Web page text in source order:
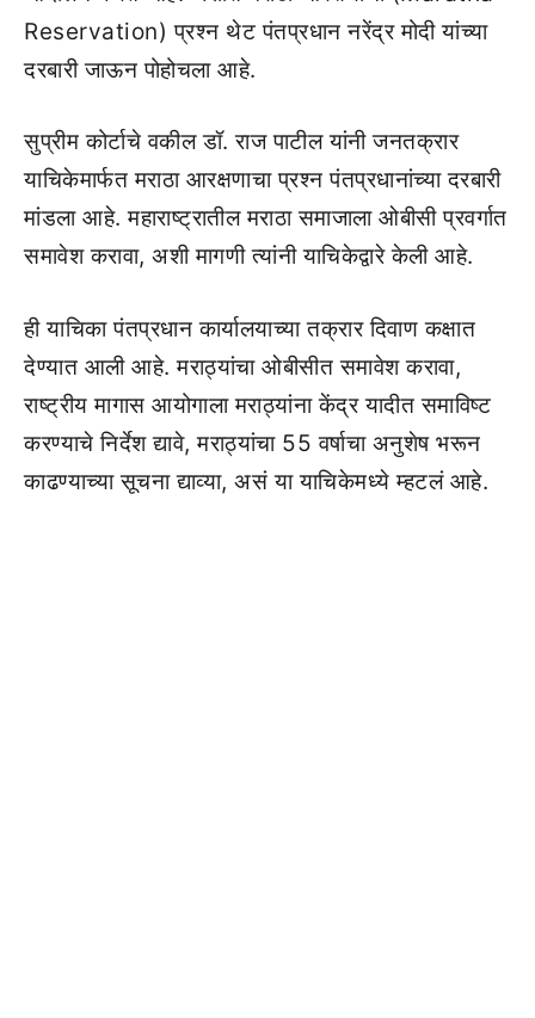
Reservation) प्रश्न थेट पंतप्रधान नरेंद्र मोदी यांच्या
दरबारी जाऊन पोहोचला आहे.
सुप्रीम कोर्टाचे वकील डॉ. राज पाटील यांनी जनतक्रार
याचिकेमार्फत मराठा आरक्षणाचा प्रश्न पंतप्रधानांच्या दरबारी
मांडला आहे. महाराष्ट्रातील मराठा समाजाला ओबीसी प्रवर्गात
समावेश करावा, अशी मागणी त्यांनी याचिकेद्वारे केली आहे.
ही याचिका पंतप्रधान कार्यालयाच्या तक्रार दिवाण कक्षात
देण्यात आली आहे. मराठ्यांचा ओबीसीत समावेश करावा,
राष्ट्रीय मागास आयोगाला मराठ्यांना केंद्र यादीत समाविष्ट
करण्याचे निर्देश द्यावे, मराठ्यांचा 55 वर्षाचा अनुशेष भरून
काढण्याच्या सूचना द्याव्या, असं या याचिकेमध्ये म्हटलं आहे.